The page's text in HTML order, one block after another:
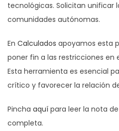
tecnológicas. Solicitan unificar
comunidades autónomas.
En Calculados apoyamos esta
poner fin a las restricciones en
Esta herramienta es esencial
crítico y favorecer la relación
Pincha aquí para leer la nota de
completa.